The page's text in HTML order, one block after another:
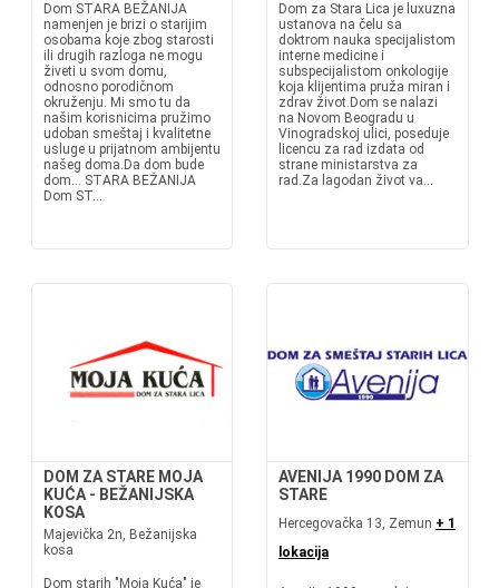
Dom STARA BEŽANIJA
namenjen je brizi o starijim
osobama koje zbog starosti
ili drugih razloga ne mogu
živeti u svom domu,
odnosno porodičnom
okruženju. Mi smo tu da
našim korisnicima pružimo
udoban smeštaj i kvalitetne
usluge u prijatnom ambijentu
našeg doma.Da dom bude
dom... STARA BEŽANIJA
Dom ST...
Dom za Stara Lica je luxuzna
ustanova na čelu sa
doktrom nauka specijalistom
interne medicine i
subspecijalistom onkologije
koja klijentima pruža miran i
zdrav život.Dom se nalazi
na Novom Beogradu u
Vinogradskoj ulici, poseduje
licencu za rad izdata od
strane ministarstva za
rad.Za lagodan život va...
DOM ZA STARE MOJA
KUĆA - BEŽANIJSKA
KOSA
Majevička 2n, Bežanijska
kosa
Dom starih "Moja Kuća" je
AVENIJA 1990 DOM ZA
STARE
Hercegovačka 13, Zemun + 1
lokacija